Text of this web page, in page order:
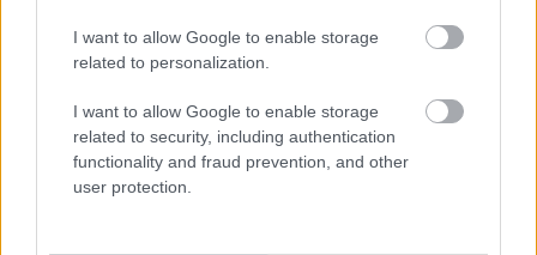
I want to allow Google to enable storage
related to personalization.
I want to allow Google to enable storage
related to security, including authentication
functionality and fraud prevention, and other
user protection.
Jön még kép!